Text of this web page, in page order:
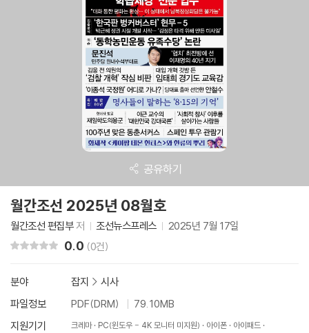
공유하기
월간조선 2025년 08월호
월간조선 편집부저 조선뉴스프레스 2025년 7월 17일
0.0 (0건)
분야 잡지 > 시사
파일정보
PDF(DRM)
79.10MB
지원기기
크레마 PC(윈도우 - 4K 모니터 미지원) 아이폰
아이패드